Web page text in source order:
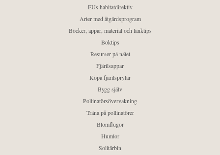
EUs habitatdirektiv
Arter med åtgärdsprogram
Böcker, appar, material och länktips
Boktips
Resurser på nätet
Fjärilsappar
Köpa fjärilsprylar
Bygg själv
Pollinatörsövervakning
Träna på pollinatörer
Blomflugor
Humlor
Solitärbin